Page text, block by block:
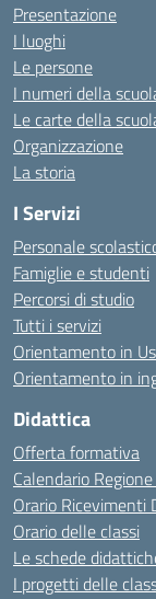
Presentazione
I luoghi
Le persone
I numeri della
Le carte della
Organizzazione
La storia
I Servizi
Personale
Famiglie e studenti
Percorsi di studio
Tutti i servizi
Orientamento in
Orientamento in
Didattica
Offerta formativa
Calendario
Orario Ricevimenti
Orario delle classi
Le schede
I progetti delle